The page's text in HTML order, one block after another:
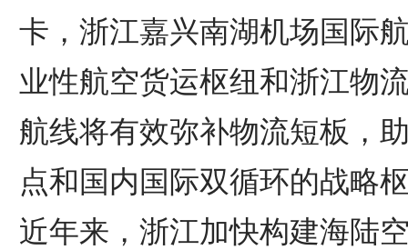
卡，浙江嘉兴南湖机场国际
业性航空货运枢纽和浙江物
航线将有效弥补物流短板，
点和国内国际双循环的战略
近年来，浙江加快构建海陆